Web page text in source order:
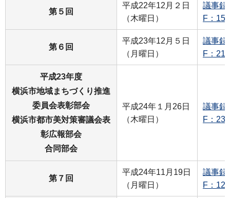
第５回
平成22年12月２日
（木曜日）
議事録
F：
第６回
平成23年12月５日
（月曜日）
議事録
F：
平成23年度
横浜市地域まちづくり推進
委員会表彰部会
横浜市都市美対策審議会表
彰広報部会
合同部会
平成24年１月26日
（木曜日）
議事録
F：
第７回
平成24年11月19日
（月曜日）
議事録
F：